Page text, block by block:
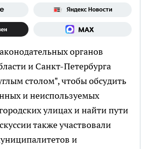
органов
и Санкт-Петербурга
столом", чтобы обсудить
и неиспользуемых
улицах и найти пути
также участвовали
и